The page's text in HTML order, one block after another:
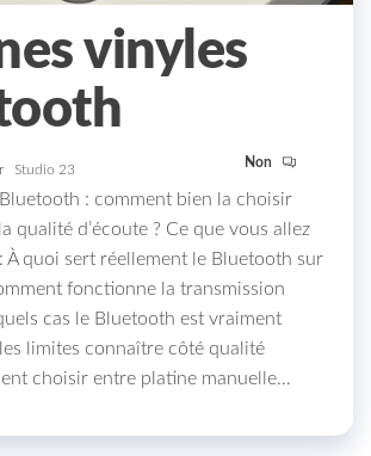
vinyles
Studio 23 Non
: comment bien la choisir
qualité d’écoute ? Ce que vous allez
À quoi sert réellement le Bluetooth sur
fonctionne la transmission
cas le Bluetooth est vraiment
limites connaître côté qualité
choisir entre platine manuelle…